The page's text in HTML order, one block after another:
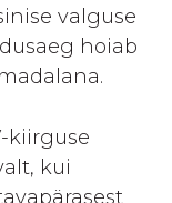
valguse
hoiab
kiirguse
kui